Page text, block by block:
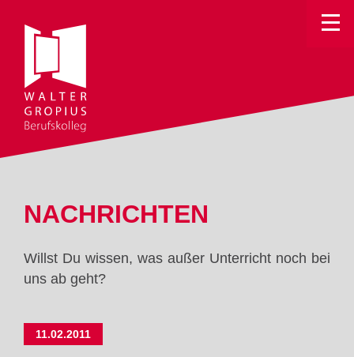
NACHRICHTEN
Willst Du wissen, was außer Unterricht noch bei
uns ab geht?
11.02.2011